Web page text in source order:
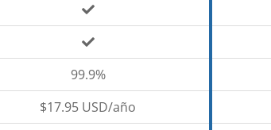
99.9%
$17.95 USD/año